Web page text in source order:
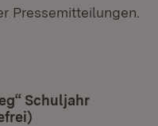
Pressemitteilungen.
Schuljahr